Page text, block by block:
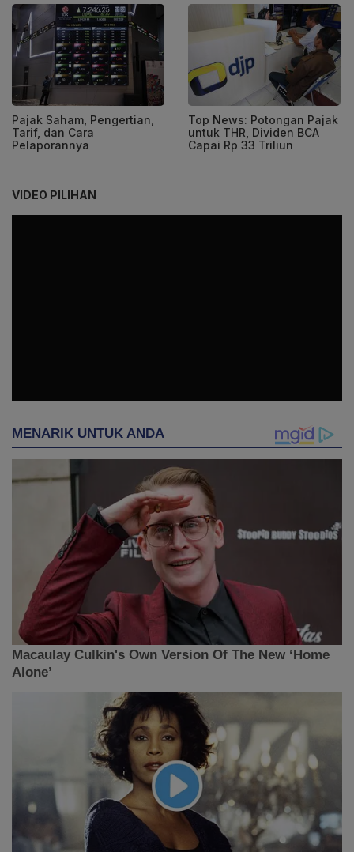
Pajak Saham, Pengertian,
Tarif, dan Cara
Pelaporannya
Top News: Potongan Pajak
untuk THR, Dividen BCA
Capai Rp 33 Triliun
VIDEO PILIHAN